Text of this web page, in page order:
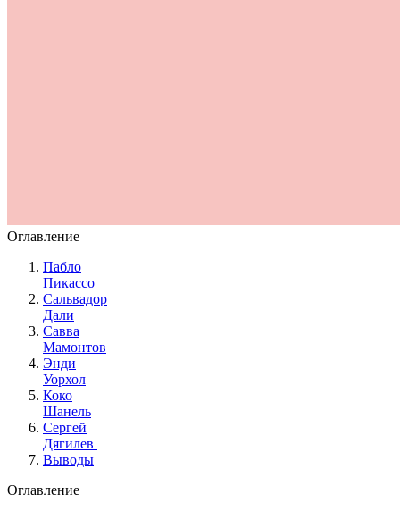
Оглавление
Пабло
Пикассо
Сальвадор
Дали
Савва
Мамонтов
Энди
Уорхол
Коко
Шанель
Сергей
Дягилев
Выводы
Оглавление